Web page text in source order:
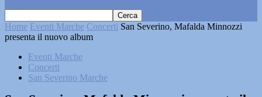
Home Eventi Marche Concerti San Severino, Mafalda Minnozzi
presenta il nuovo album
Eventi Marche
Concerti
San Severino Marche